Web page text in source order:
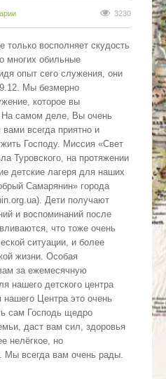
3230
только восполняет скудость
многих обильные
опыт сего служения, они
Мы безмерно
которое вы
На самом деле, Вы очень
всегда приятно и
Господу. Миссия «Свет
Туровского, на протяжении
детские лагеря для наших
Самарянин» города
Дети получают
и воспоминаний после
что тоже очень
ситуации, и более
жизни. Особая
за ежемесячную
нашего детского центра
Центра это очень
сам Господь щедро
даст вам сил, здоровья
нелёгкое, но
Мы всегда вам очень рады.